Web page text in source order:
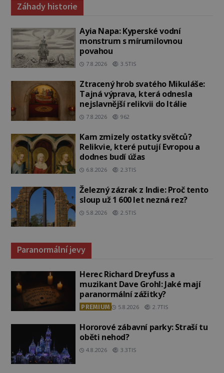
Záhady historie
Ayia Napa: Kyperské vodní
monstrum s mírumilovnou
povahou
7.8.2026 3.5TIS
Ztracený hrob svatého Mikuláše:
Tajná výprava, která odnesla
nejslavnější relikvii do Itálie
7.8.2026 962
Kam zmizely ostatky světců?
Relikvie, které putují Evropou a
dodnes budí úžas
6.8.2026 2.3TIS
Železný zázrak z Indie: Proč tento
sloup už 1 600 let nezná rez?
5.8.2026 2.5TIS
Paranormální jevy
Herec Richard Dreyfuss a
muzikant Dave Grohl: Jaké mají
paranormální zážitky?
PREMIUM 5.8.2026 2.7TIS
Hororové zábavní parky: Straší tu
oběti nehod?
4.8.2026 3.3TIS